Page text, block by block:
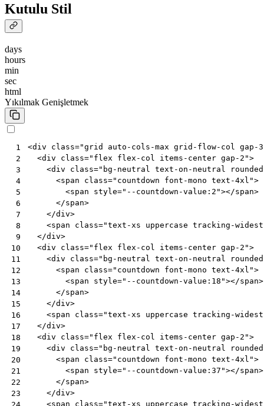
Kutulu Stil
days
hours
min
sec
html
Yıkılmak Genişletmek
1
2
3
4
5
6
7
8
9
10
11
12
13
14
15
16
17
18
19
20
21
22
23
<div class="grid auto-cols-max grid-flow-col gap-
<div class="flex flex-col items-center gap-2">
<div class="bg-neutral text-on-neutral
<span class="countdown font-mono text-4xl">
<span style="--countdown-value:2"></span>
</span>
</div>
<span class="text-xs uppercase tracking-
</div>
<div class="flex flex-col items-center gap-2">
<div class="bg-neutral text-on-neutral
<span class="countdown font-mono text-4xl">
<span style="--countdown-value:18"></span>
</span>
</div>
<span class="text-xs uppercase tracking-
</div>
<div class="flex flex-col items-center gap-2">
<div class="bg-neutral text-on-neutral
<span class="countdown font-mono text-4xl">
<span style="--countdown-value:37"></span>
</span>
</div>
<span class="text-xs uppercase tracking-